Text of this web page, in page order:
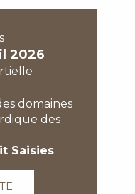
2026
domaines
des
Saisies